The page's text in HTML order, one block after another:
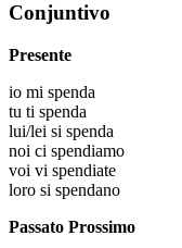
Conjuntivo
Presente
io mi spenda
tu ti spenda
lui/lei si spenda
noi ci spendiamo
voi vi spendiate
loro si spendano
Passato Prossimo